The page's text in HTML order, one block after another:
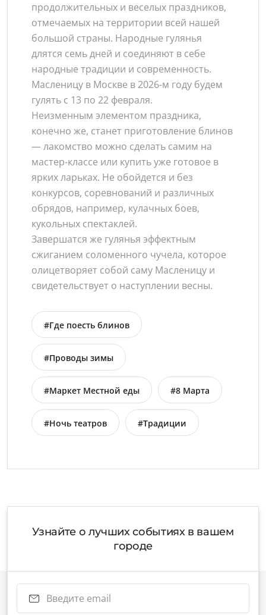
продолжительных и веселых праздников,
отмечаемых на территории всей нашей
большой страны. Народные гулянья
длятся семь дней и соединяют в себе
народные традиции и современность.
Масленицу в Москве в 2026-м году будем
гулять с 13 по 22 февраля.
Неизменным элементом праздника,
конечно же, станет приготовление блинов
— лакомство можно сделать самим на
мастер-классе или купить уже готовое в
ярких ларьках. Не обойдется и без
конкурсов, соревнований и различных
обрядов, например, кулачных боев,
кукольных спектаклей.
Завершатся же гулянья эффектным
сжиганием соломенного чучела, которое
олицетворяет собой саму Масленицу и
свидетельствует о наступлении весны.
#Где поесть блинов
#Проводы зимы
#Маркет Местной еды #8 Марта
#Ночь театров #Традиции
Узнайте о лучших событиях в вашем
городе